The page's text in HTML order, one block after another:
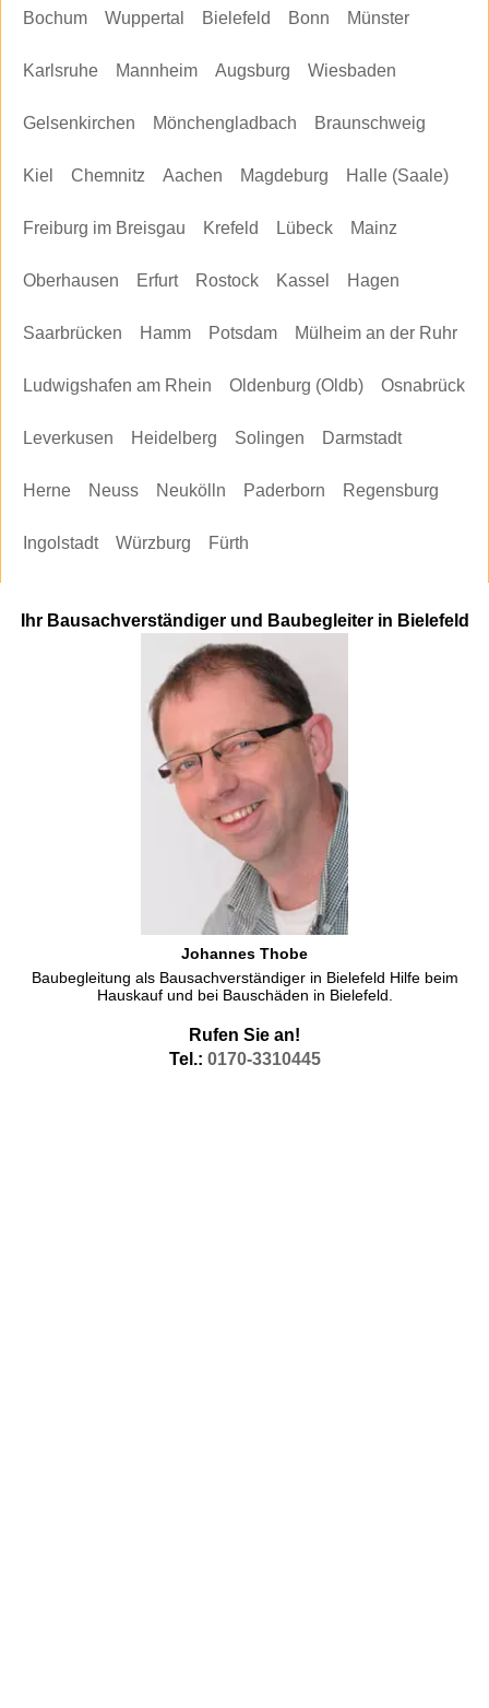
Ihr Bausachverständiger und Baubegleiter in Bielefeld
Johannes Thobe
Baubegleitung als Bausachverständiger in Bielefeld Hilfe beim
Hauskauf und bei Bauschäden in Bielefeld.
Rufen Sie an!
Tel.: 0170-3310445
Bochum Wuppertal Bielefeld Bonn Münster
Karlsruhe Mannheim Augsburg Wiesbaden
Gelsenkirchen Mönchengladbach Braunschweig
Kiel Chemnitz Aachen Magdeburg Halle (Saale)
Freiburg im Breisgau Krefeld Lübeck Mainz
Oberhausen Erfurt Rostock Kassel Hagen
Saarbrücken Hamm Potsdam Mülheim an der Ruhr
Ludwigshafen am Rhein Oldenburg (Oldb) Osnabrück
Leverkusen Heidelberg Solingen Darmstadt
Herne Neuss Neukölln Paderborn Regensburg
Ingolstadt Würzburg Fürth